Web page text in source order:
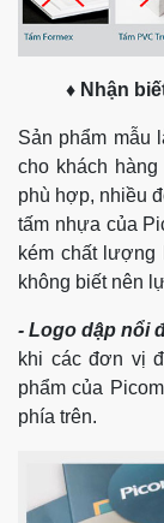
♦ Nhận
Sản phẩm mẫu
cho khách
phù hợp, nhiều
tấm nhựa của
kém chất lượng
không biết nên
- Logo dập nổi
khi các đơn vị
phẩm của
phía trên.